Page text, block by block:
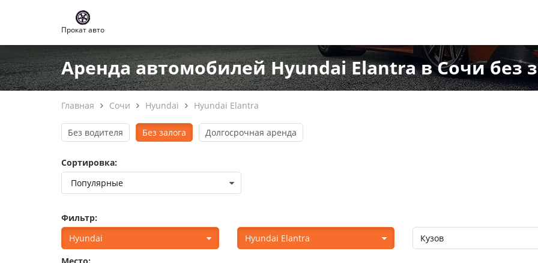
Прокат авто
Аренда автомобилей Hyundai Elantra в Сочи без
Главная Сочи Hyundai Hyundai Elantra
Без водителя Без залога Долгосрочная аренда
Сортировка:
Фильтр:
Hyundai
Hyundai Elantra Кузов